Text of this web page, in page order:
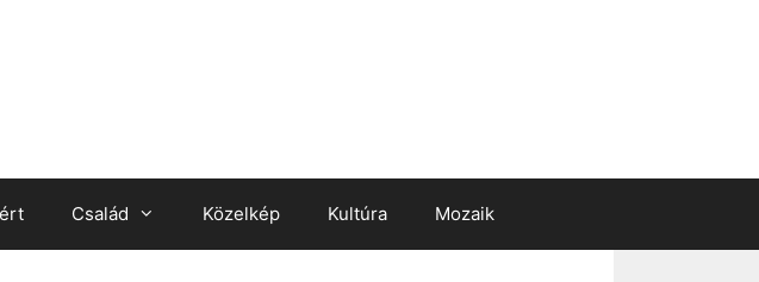
Család Közelkép Kultúra Mozaik